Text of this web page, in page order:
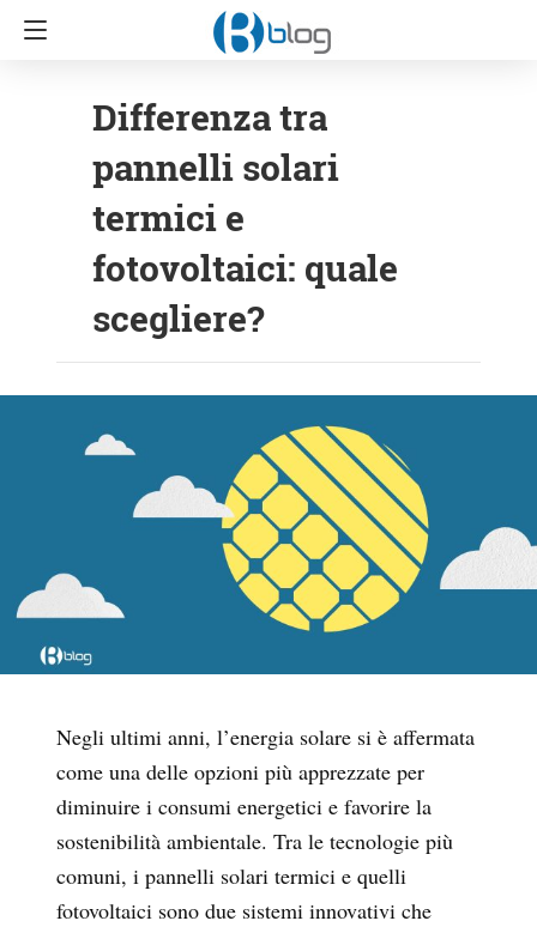
Differenza tra
pannelli solari
termici e
fotovoltaici: quale
scegliere?
Negli ultimi anni, l’energia solare si è affermata
come una delle opzioni più apprezzate per
diminuire i consumi energetici e favorire la
sostenibilità ambientale. Tra le tecnologie più
comuni, i pannelli solari termici e quelli
fotovoltaici sono due sistemi innovativi che